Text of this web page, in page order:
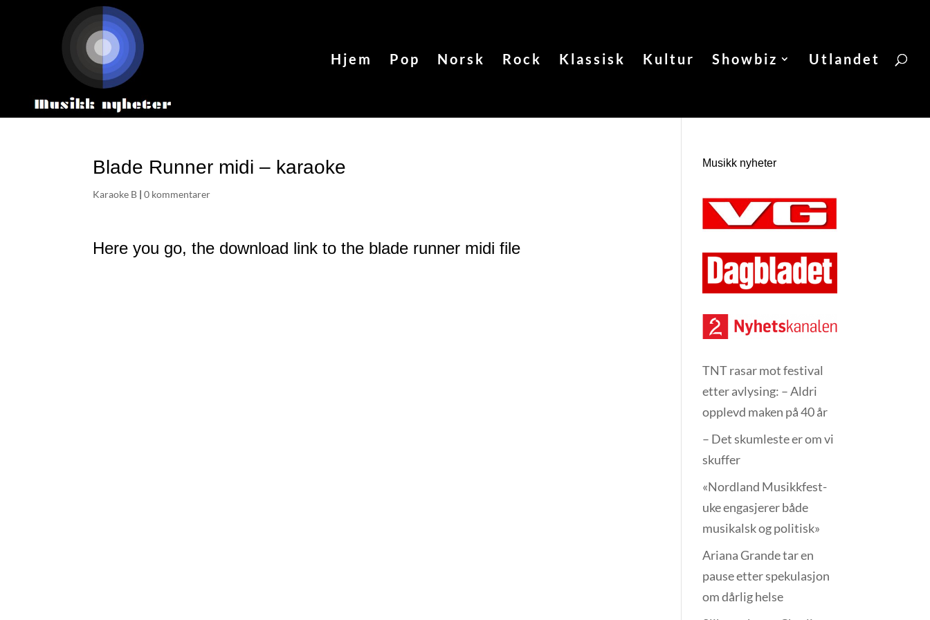
Hjem Pop Norsk Rock Klassisk Kultur Showbiz Utlandet
Blade Runner midi – karaoke
Karaoke B |0 kommentarer
Here you go, the download link to the blade runner midi file
Musikk nyheter
TNT rasar mot festival
etter avlysing: – Aldri
opplevd maken på 40 år
– Det skumleste er om vi
skuffer
«Nordland Musikkfest­
uke engasjerer både
musikalsk og politisk»
Ariana Grande tar en
pause etter spekulasjon
om dårlig helse